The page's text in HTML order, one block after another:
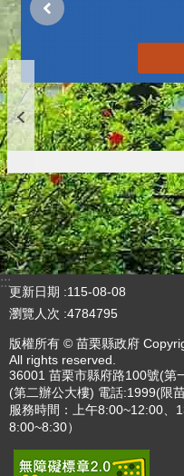
:::
更新日期
115-08-08
瀏覽人次 4784795
版權所有 © 苗栗縣政府
All rights reserved.
36001 苗栗市縣府路100號(第
(第二辦公大樓) 電話:1999(限
服務時間：上午8:00~12:00、
8:00~8:30）